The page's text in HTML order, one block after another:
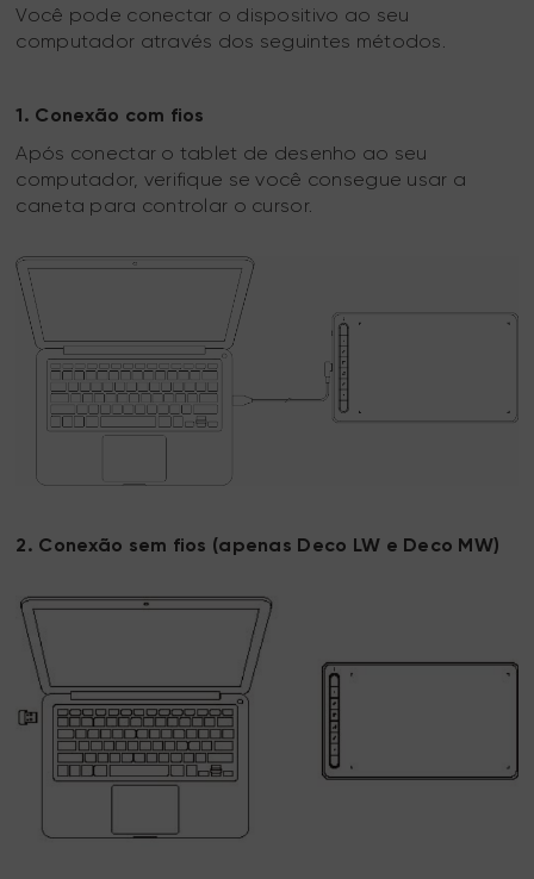
Você pode conectar o dispositivo ao seu
computador através dos seguintes métodos.
1. Conexão com fios
Após conectar o tablet de desenho ao seu
computador, verifique se você consegue usar a
caneta para controlar o cursor.
2. Conexão sem fios (apenas Deco LW e Deco MW)